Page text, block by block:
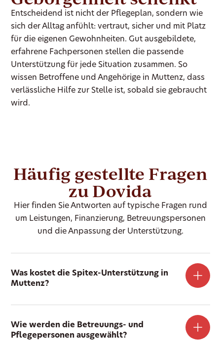
Entscheidend ist nicht der Pflegeplan, sondern wie
sich der Alltag anfühlt: vertraut, sicher und mit Platz
für die eigenen Gewohnheiten. Gut ausgebildete,
erfahrene Fachpersonen stellen die passende
Unterstützung für jede Situation zusammen. So
wissen Betroffene und Angehörige in Muttenz, dass
verlässliche Hilfe zur Stelle ist, sobald sie gebraucht
wird.
Häufig gestellte Fragen
zu Dovida
Hier finden Sie Antworten auf typische Fragen rund
um Leistungen, Finanzierung, Betreuungspersonen
und die Anpassung der Unterstützung.
Was kostet die Spitex-Unterstützung in
Muttenz?
Wie werden die Betreuungs- und
Pflegepersonen ausgewählt?